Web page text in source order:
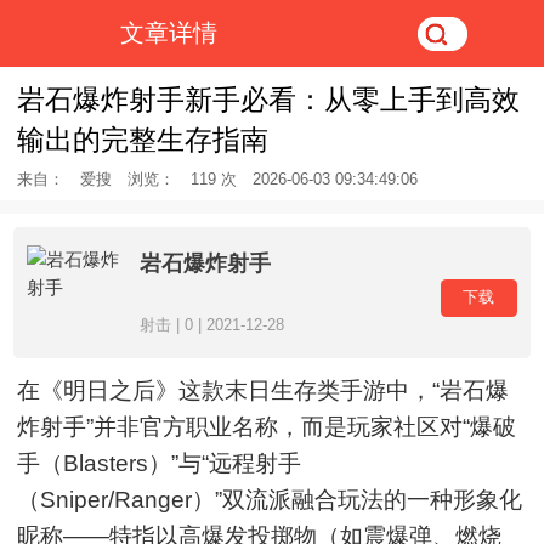
文章详情
岩石爆炸射手新手必看：从零上手到高效
输出的完整生存指南
来自： 爱搜 浏览： 119 次 2026-06-03 09:34:49:06
岩石爆炸射手
射击 | 0 | 2021-12-28
下载
在《明日之后》这款末日生存类手游中，“岩石爆
炸射手”并非官方职业名称，而是玩家社区对“爆破
手（Blasters）”与“远程射手
（Sniper/Ranger）”双流派融合玩法的一种形象化
昵称——特指以高爆发投掷物（如震爆弹、燃烧